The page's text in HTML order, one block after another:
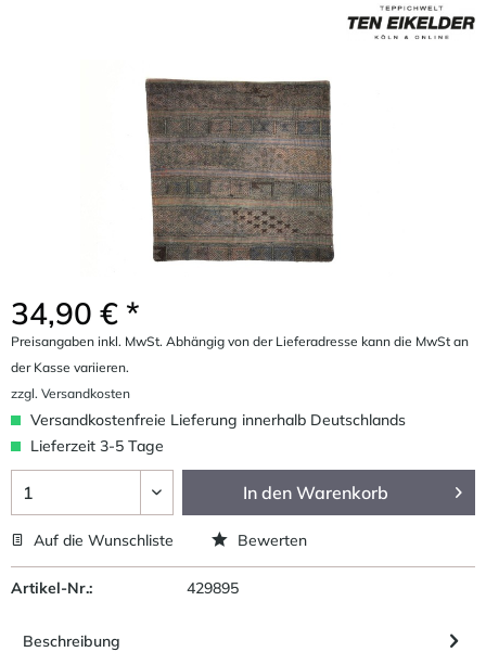
34,90 € *
Preisangaben inkl. MwSt. Abhängig von der Lieferadresse kann die MwSt an
der Kasse variieren.
zzgl. Versandkosten
Versandkostenfreie Lieferung innerhalb Deutschlands
Lieferzeit 3-5 Tage
In den Warenkorb
Auf die Wunschliste Bewerten
Artikel-Nr.: 429895
Beschreibung